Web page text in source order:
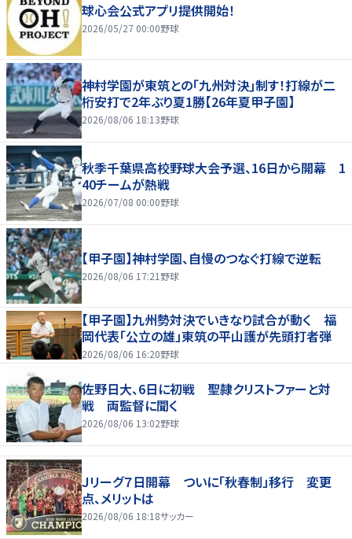
球心会公式アプリ提供開始！
2026/05/27 00:00野球
神村学園が東筑との｢九州対決｣制す！打線が二
桁安打で2年ぶり夏1勝【26年夏甲子園】
2026/08/06 18:13野球
秋季千葉県高校野球大会予選、16日から開幕 1
40チームが熱戦
2026/07/08 00:00野球
【甲子園】神村学園、自慢のつなぐ打線で逆転
2026/08/06 17:21野球
【甲子園】九州勢対決でいきなり試合が動く 福
岡代表「公立の雄」東筑の平山護が先頭打者弾
2026/08/06 16:20野球
佐野日大、6日に初戦 聖隷クリストファーと対
戦 両監督に聞く
2026/08/06 13:02野球
Ｊリーグ７日開幕 ついに「秋春制」移行 変更
点、メリットは
2026/08/06 18:18サッカー